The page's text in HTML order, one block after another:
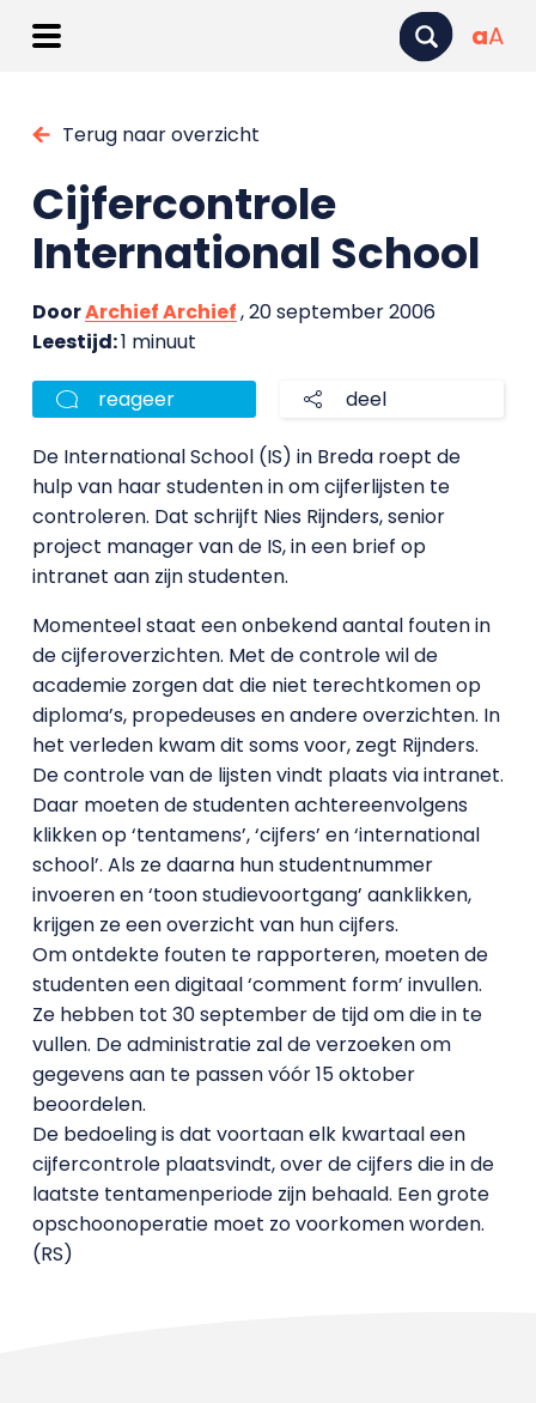
aA
Terug naar overzicht
Cijfercontrole
International School
DoorArchief Archief, 20 september 2006
Leestijd:1 minuut
reageer deel
De International School (IS) in Breda roept de
hulp van haar studenten in om cijferlijsten te
controleren. Dat schrijft Nies Rijnders, senior
project manager van de IS, in een brief op
intranet aan zijn studenten.
Momenteel staat een onbekend aantal fouten in
de cijferoverzichten. Met de controle wil de
academie zorgen dat die niet terechtkomen op
diploma’s, propedeuses en andere overzichten. In
het verleden kwam dit soms voor, zegt Rijnders.
De controle van de lijsten vindt plaats via intranet.
Daar moeten de studenten achtereenvolgens
klikken op ‘tentamens’, ‘cijfers’ en ‘international
school’. Als ze daarna hun studentnummer
invoeren en ‘toon studievoortgang’ aanklikken,
krijgen ze een overzicht van hun cijfers.
Om ontdekte fouten te rapporteren, moeten de
studenten een digitaal ‘comment form’ invullen.
Ze hebben tot 30 september de tijd om die in te
vullen. De administratie zal de verzoeken om
gegevens aan te passen vóór 15 oktober
beoordelen.
De bedoeling is dat voortaan elk kwartaal een
cijfercontrole plaatsvindt, over de cijfers die in de
laatste tentamenperiode zijn behaald. Een grote
opschoonoperatie moet zo voorkomen worden.
(RS)